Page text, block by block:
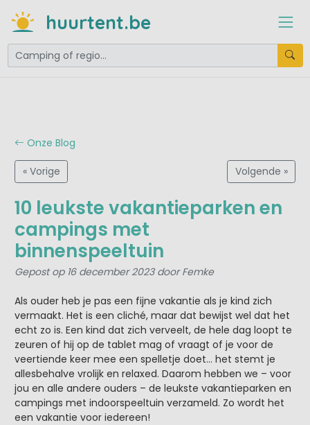
huurtent.be
Onze Blog
« Vorige Volgende »
10 leukste vakantieparken en
campings met
binnenspeeltuin
Gepost op 16 december 2023 door Femke
Als ouder heb je pas een fijne vakantie als je kind zich
vermaakt. Het is een cliché, maar dat bewijst wel dat het
echt zo is. Een kind dat zich verveelt, de hele dag loopt te
zeuren of hij op de tablet mag of vraagt of je voor de
veertiende keer mee een spelletje doet… het stemt je
allesbehalve vrolijk en relaxed. Daarom hebben we – voor
jou en alle andere ouders – de leukste vakantieparken en
campings met indoorspeeltuin verzameld. Zo wordt het
een vakantie voor iedereen!